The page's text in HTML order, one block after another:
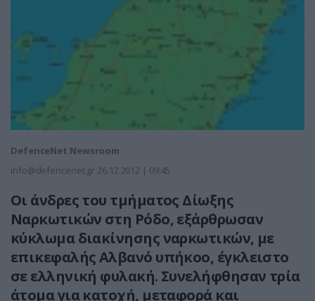
DefenceNet Newsroom
info@defencenet.gr 26.12.2012 | 09:45
Οι άνδρες του τμήματος Δίωξης
Ναρκωτικών στη Ρόδο, εξάρθρωσαν
κύκλωμα διακίνησης ναρκωτικών, με
επικεφαλής Αλβανό υπήκοο, έγκλειστο
σε ελληνική φυλακή. Συνελήφθησαν τρία
άτομα για κατοχή, μεταφορά και